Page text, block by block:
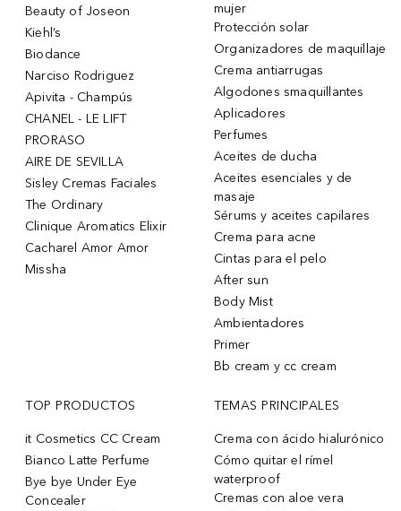
Beauty of Joseon
Kiehl’s
Biodance
Narciso Rodriguez
Apivita - Champús
CHANEL - LE LIFT
PRORASO
AIRE DE SEVILLA
Sisley Cremas Faciales
The Ordinary
Clinique Aromatics Elixir
Cacharel Amor Amor
Missha
mujer
Protección solar
Organizadores de maquillaje
Crema antiarrugas
Algodones smaquillantes
Aplicadores
Perfumes
Aceites de ducha
Aceites esenciales y de
masaje
Sérums y aceites capilares
Crema para acne
Cintas para el pelo
After sun
Body Mist
Ambientadores
Primer
Bb cream y cc cream
TOP PRODUCTOS
it Cosmetics CC Cream
Bianco Latte Perfume
Bye bye Under Eye
Concealer
TEMAS PRINCIPALES
Crema con ácido hialurónico
Cómo quitar el rímel
waterproof
Cremas con aloe vera